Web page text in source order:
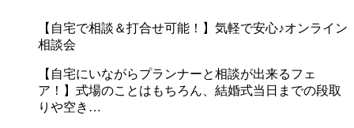
【自宅で相談＆打合せ可能！】気軽で安心♪オンライン
相談会
【自宅にいながらプランナーと相談が出来るフェ
ア！】式場のことはもちろん、結婚式当日までの段取
りや空き…